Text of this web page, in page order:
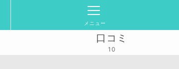
メニュー
口コミ
10